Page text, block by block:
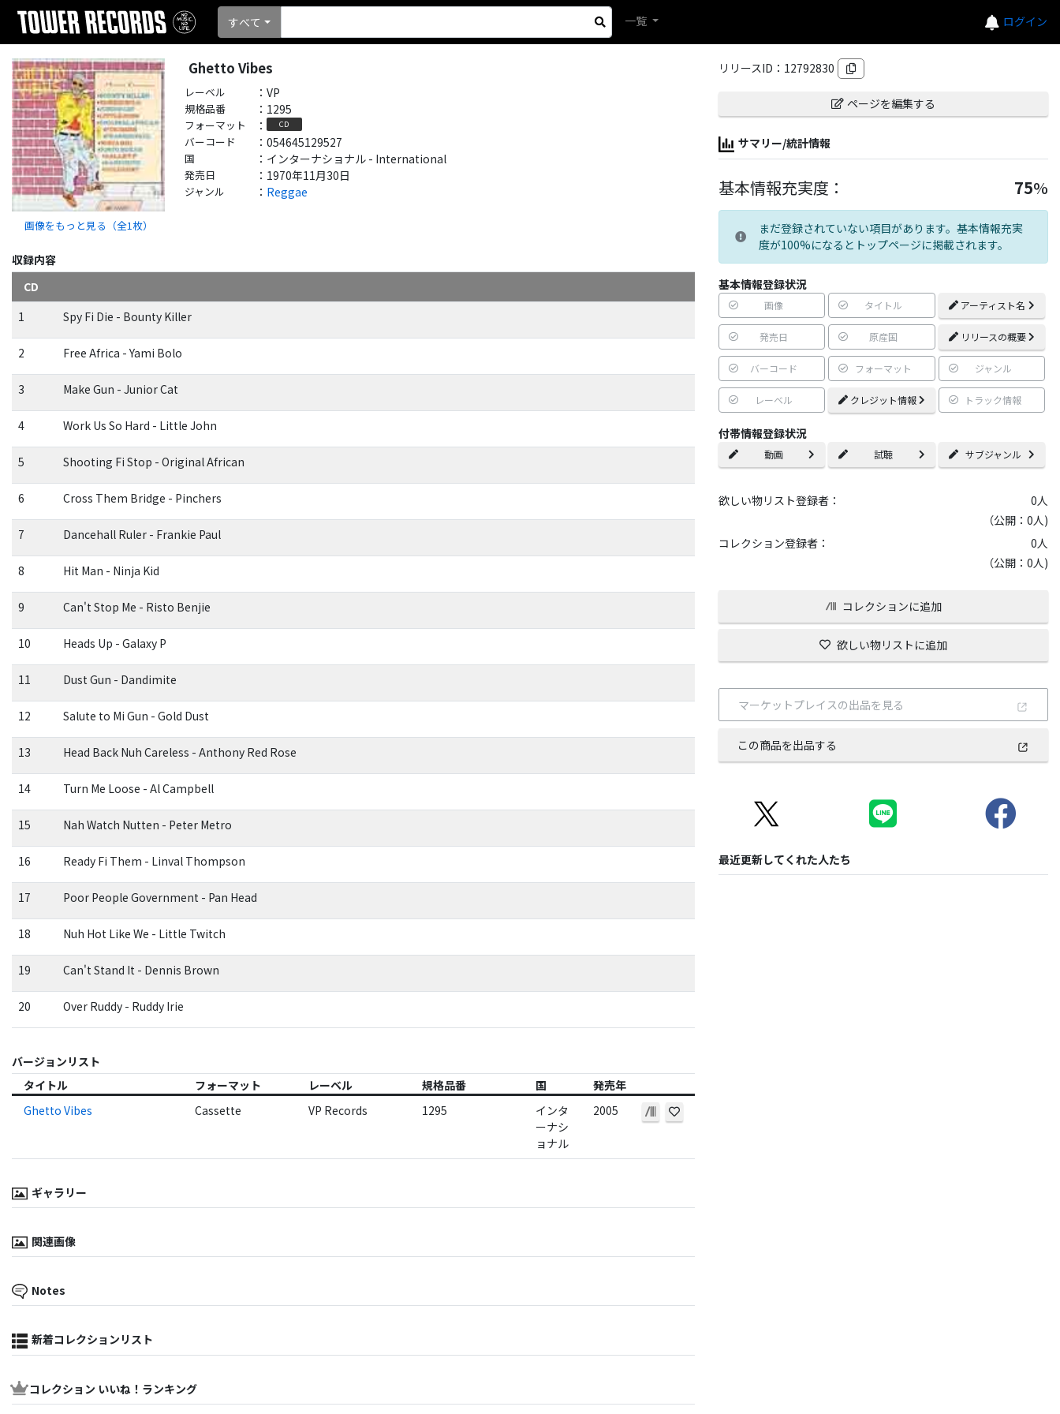
ログイン
すべて 一覧
画像をもっと見る（全1 枚）
Ghetto Vibes
レーベル ： VP
規格品番 ： 1295
フォーマット ： CD
バーコード ： 054645129527
国 ： インターナショナル - International
発売日 ： 1970年11月30日
ジャンル ： Reggae
収録内容
CD
1
Spy Fi Die - Bounty Killer
2 Free Africa - Yami Bolo
3 Make Gun - Junior Cat
4 Work Us So Hard - Little John
5 Shooting Fi Stop - Original African
6 Cross Them Bridge - Pinchers
7 Dancehall Ruler - Frankie Paul
8 Hit Man - Ninja Kid
9 Can't Stop Me - Risto Benjie
10 Heads Up - Galaxy P
11 Dust Gun - Dandimite
12 Salute to Mi Gun - Gold Dust
13 Head Back Nuh Careless - Anthony Red Rose
14 Turn Me Loose - Al Campbell
15 Nah Watch Nutten - Peter Metro
16 Ready Fi Them - Linval Thompson
17 Poor People Government - Pan Head
18 Nuh Hot Like We - Little Twitch
19 Can't Stand It - Dennis Brown
20 Over Ruddy - Ruddy Irie
バージョンリスト
タイトル
フォーマット レーベル 規格品番 国
発売年
Ghetto Vibes
Cassette VP Records 1295
インタ
ーナシ
ョナル
2005
ギャラリー
関連画像
Notes
新着コレクションリスト
コレクション いいね！ランキング
リリースID： 12792830
ページを編集する
サマリー/統計情報
基本情報充実度： 75%
まだ登録されていない項目があります。基本情報充実
度が100%になるとトップページに掲載されます。
基本情報登録状況
画像 タイトル アーティスト名
発売日 原産国 リリースの概要
バーコード フォーマット ジャンル
レーベル クレジット情報 トラック情報
付帯情報登録状況
動画 試聴 サブジャンル
欲しい物リスト登録者： 0人
（公開：0人)
コレクション登録者：
0人
（公開：0人)
コレクションに追加
欲しい物リストに追加
マーケットプレイスの出品を見る
この商品を出品する
最近更新してくれた人たち